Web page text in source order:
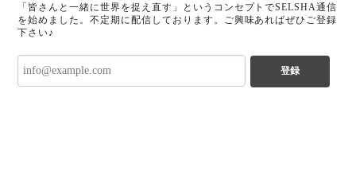
「皆さんと一緒に世界を捉え直す」というコンセプトでSELSHA通信
を始めました。不定期に配信しております。ご興味あればぜひご登録
下さい♪
登録